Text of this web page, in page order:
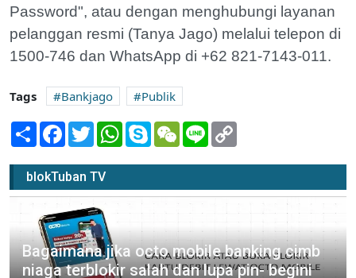
Password", atau dengan menghubungi layanan
pelanggan resmi (Tanya Jago) melalui telepon di
1500-746 dan WhatsApp di +62 821-7143-011.
Tags Bankjago
Publik
Share Facebook
TwitterWhatsApp
SkypeWeChatLine
blokTuban TV
Bagaimana jika octo mobile banking cimb
niaga terblokir salah dan lupa pin- begini